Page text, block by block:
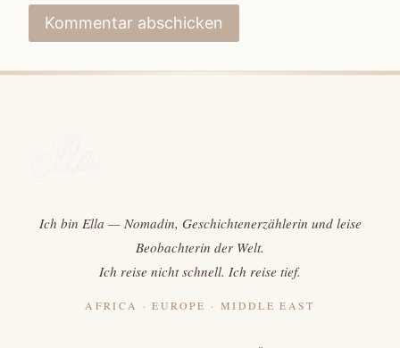
Ich bin Ella — Nomadin, Geschichtenerzählerin und leise
Beobachterin der Welt.
Ich reise nicht schnell. Ich reise tief.
AFRICA · EUROPE · MIDDLE EAST